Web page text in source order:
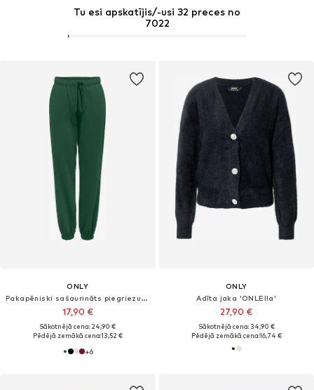
ONLY
Pakapēniski sašaurināts piegriezums Bikses 'ONLBest'
17,90 €
Sākotnējā cena: 24,90 €
Pēdējā zemākā cena:13,52 €
+6
ONLY
Adīta jaka 'ONLElla'
27,90 €
Sākotnējā cena: 34,90 €
Pēdējā zemākā cena:16,74 €
Tu esi apskatījis/-usi 32 preces no
7022